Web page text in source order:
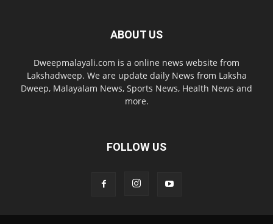
ABOUT US
Dweepmalayali.com is a online news website from
Lakshadweep. We are update daily News from Laksha
Dweep, Malayalam News, Sports News, Health News and
more.
FOLLOW US